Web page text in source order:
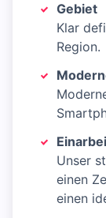
Gebiet
Klar
Region.
Unser
einen
einen